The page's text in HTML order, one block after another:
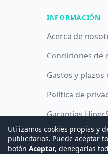
INFORMACIÓN
Acerca de
Condiciones de
Gastos y plazos
Política de
Garantías
Política de
Utilizamos cookies propias y
publicitarios. Puede aceptar
botón Aceptar, denegarlas